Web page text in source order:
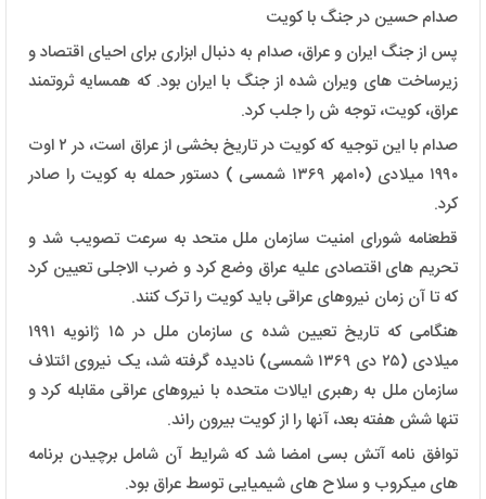
صدام حسین در جنگ با کویت
پس از جنگ ایران و عراق، صدام به دنبال ابزاری برای احیای اقتصاد و
زیرساخت های ویران شده از جنگ با ایران بود. که همسایه ثروتمند
عراق، کویت، توجه ش را جلب کرد.
صدام با این توجیه که کویت در تاریخ بخشی از عراق است، در ۲ اوت
۱۹۹۰ میلادی (۱۰مهر ۱۳۶۹ شمسی ) دستور حمله به کویت را صادر
کرد.
قطعنامه شورای امنیت سازمان ملل متحد به سرعت تصویب شد و
تحریم های اقتصادی علیه عراق وضع کرد و ضرب الاجلی تعیین کرد
که تا آن زمان نیروهای عراقی باید کویت را ترک کنند.
هنگامی که تاریخ تعیین شده ی سازمان ملل در ۱۵ ژانویه ۱۹۹۱
میلادی (۲۵ دی ۱۳۶۹ شمسی) نادیده گرفته شد، یک نیروی ائتلاف
سازمان ملل به رهبری ایالات متحده با نیروهای عراقی مقابله کرد و
تنها شش هفته بعد، آنها را از کویت بیرون راند.
توافق نامه آتش بسی امضا شد که شرایط آن شامل برچیدن برنامه
های میکروب و سلاح های شیمیایی توسط عراق بود.